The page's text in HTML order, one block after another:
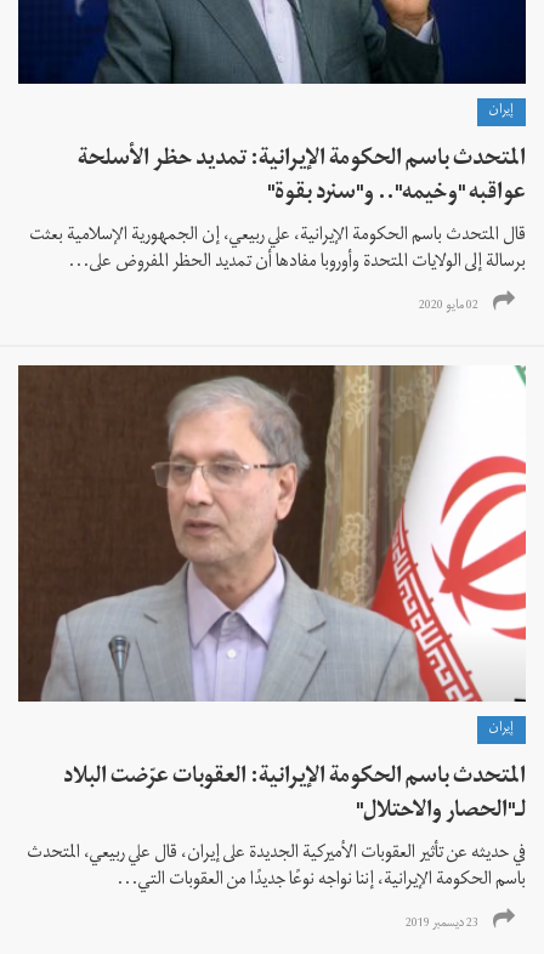
إيران
المتحدث باسم الحكومة الإيرانية: تمديد حظر الأسلحة
عواقبه "وخيمه".. و"سنرد بقوة"
قال المتحدث باسم الحكومة الإيرانية، علي ربيعي، إن الجمهورية الإسلامية بعثت
برسالة إلى الولايات المتحدة وأوروبا مفادها أن تمديد الحظر المفروض على...
02 مايو 2020
إيران
المتحدث باسم الحكومة الإيرانية: العقوبات عرّضت البلاد
لـ"الحصار والاحتلال"
في حديثه عن تأثير العقوبات الأميركية الجديدة على إيران، قال علي ربيعي، المتحدث
باسم الحكومة الإيرانية، إننا نواجه نوعًا جديدًا من العقوبات التي...
23 ديسمبر 2019